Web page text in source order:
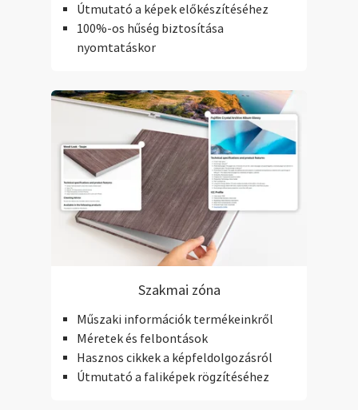
Útmutató a képek előkészítéséhez
100%-os hűség biztosítása
nyomtatáskor
Szakmai zóna
Műszaki információk termékeinkről
Méretek és felbontások
Hasznos cikkek a képfeldolgozásról
Útmutató a faliképek rögzítéséhez